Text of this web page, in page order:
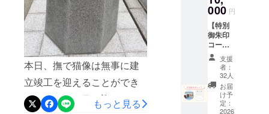
す。すでにご参拝いただい
た方もいらっしゃいます
が、まだお越しでない方
も、ぜひ撫で猫に会いにお
参りいただけましたら幸い
に存じます。撫で猫がこれ
本日、撫で猫像は無事に建
立竣工を迎えることができ
ました。この日を迎えられ
もっと見る
びに勝利を
収めた武将
太田道灌
（おおたど
うかん）が
鎮まること
からも、武
運の神と信
仰されてき
000 円
【特別
御朱印
コー
ス】 ・
御礼状
・特別
御朱印
（一
種）
高さ約
支援
者：
32人
お届
け予
定：
2026